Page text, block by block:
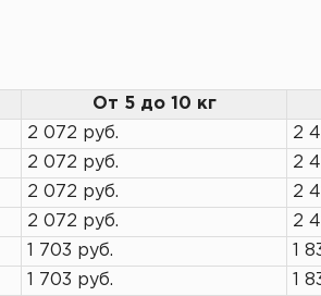
От 5 до 10 кг
2 072 руб.
2
2 072 руб.
2
2 072 руб.
2
2 072 руб.
2
1 703 руб.
1
1 703 руб.
1